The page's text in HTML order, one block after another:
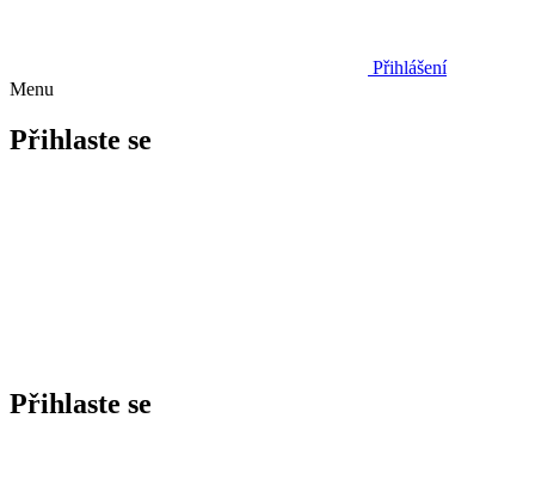
Přihlášení
Menu
Přihlaste se
Přihlaste se